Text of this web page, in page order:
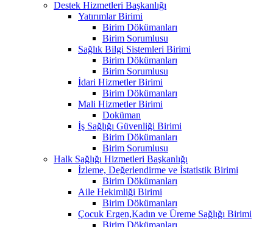
Destek Hizmetleri Başkanlığı
Yatırımlar Birimi
Birim Dökümanları
Birim Sorumlusu
Sağlık Bilgi Sistemleri Birimi
Birim Dökümanları
Birim Sorumlusu
İdari Hizmetler Birimi
Birim Dökümanları
Mali Hizmetler Birimi
Doküman
İş Sağlığı Güvenliği Birimi
Birim Dökümanları
Birim Sorumlusu
Halk Sağlığı Hizmetleri Başkanlığı
İzleme, Değerlendirme ve İstatistik Birimi
Birim Dökümanları
Aile Hekimliği Birimi
Birim Dökümanları
Çocuk Ergen,Kadın ve Üreme Sağlığı Birimi
Birim Dökümanları